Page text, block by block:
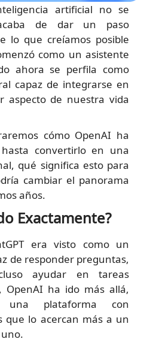
artificial no se
de dar un paso
lo que creíamos posible
como un asistente
ahora se perfila como
capaz de integrarse en
aspecto de nuestra vida
cómo OpenAI ha
hasta convertirlo en una
qué significa esto para
cambiar el panorama
años.
Exactamente?
era visto como un
de responder preguntas,
ayudar en tareas
OpenAI ha ido más allá,
una plataforma con
que lo acercan más a un